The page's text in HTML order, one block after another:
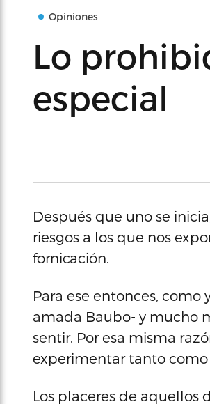
Opiniones
Lo
especial
Después que uno se
riesgos a los que nos
fornicación.
Para ese entonces,
amada Baubo- y mucho
sentir. Por esa misma
experimentar tanto
Los placeres de aquellos